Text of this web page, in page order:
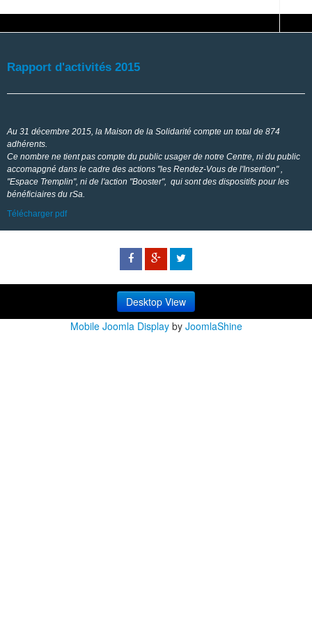
Rapport d'activités 2015
Au 31 décembre 2015, la Maison de la Solidarité compte un total de 874
adhérents.
Ce nombre ne tient pas compte du public usager de notre Centre, ni du public
accomapgné dans le cadre des actions "les Rendez-Vous de l'Insertion" ,
"Espace Tremplin", ni de l'action "Booster", qui sont des dispositifs pour les
bénéficiaires du rSa.
Télécharger pdf
Desktop View
Mobile Joomla Displayby JoomlaShine